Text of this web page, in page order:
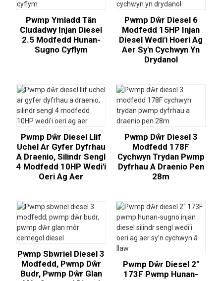
Pwmp Ymladd Tân
Cludadwy Injan Diesel
2.5 Modfedd Hunan-
Sugno Cyflym
Pwmp Dŵr Diesel 6
Modfedd 15HP Injan
Diesel Wedi'i Hoeri Ag
Aer Sy'n Cychwyn Yn
Drydanol
Pwmp Dŵr Diesel Llif
Uchel Ar Gyfer Dyfrhau
A Draenio, Silindr Sengl
4 Modfedd 10HP Wedi'i
Oeri Ag Aer
Pwmp Dŵr Diesel 3
Modfedd 178F
Cychwyn Trydan Pwmp
Dyfrhau A Draenio Pen
28m
Pwmp Sbwriel Diesel 3
Modfedd, Pwmp Dŵr
Budr, Pwmp Dŵr Glan
Pwmp Dŵr Diesel 2″
173F Pwmp Hunan-